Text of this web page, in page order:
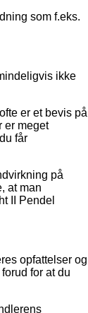
som f.eks.
ikke
er et bevis på
er meget
får
på
at man
II Pendel
opfattelser og
for at du